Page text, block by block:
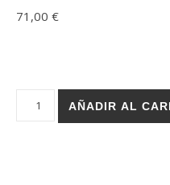
71,00 €
Holz Layers white
AÑADIR AL